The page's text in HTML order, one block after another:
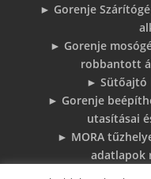
► Gorenje
► Gorenje
robbantott
► Sütőajtó
► Gorenje
utasításai
► MORA
adatlapok